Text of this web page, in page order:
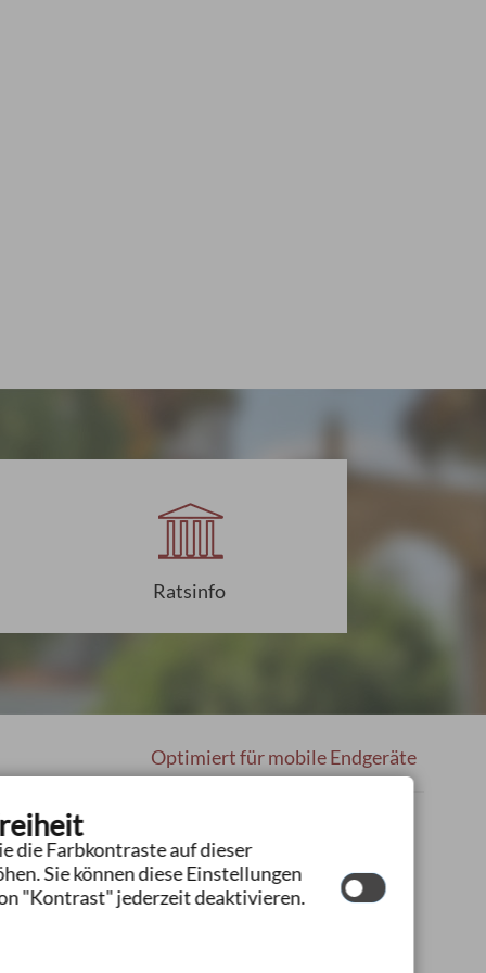
Ratsinfo
Optimiert für mobile Endgeräte
die Farbkontraste auf dieser
Sie können diese Einstellungen
"Kontrast" jederzeit deaktivieren.